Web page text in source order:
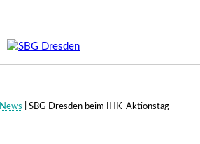
Weiterbildungsstipendium
News
SBG Dresden beim IHK-Aktionstag